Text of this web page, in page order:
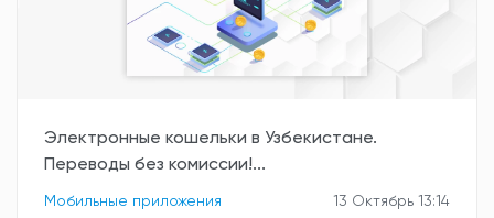
Электронные кошельки в Узбекистане.
Переводы без комиссии!...
Мобильные приложения 13 Октябрь 13:14